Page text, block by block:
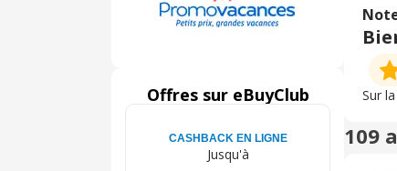
Offres sur eBuyClub
CASHBACK EN LIGNE
Jusqu'à
Sur
109